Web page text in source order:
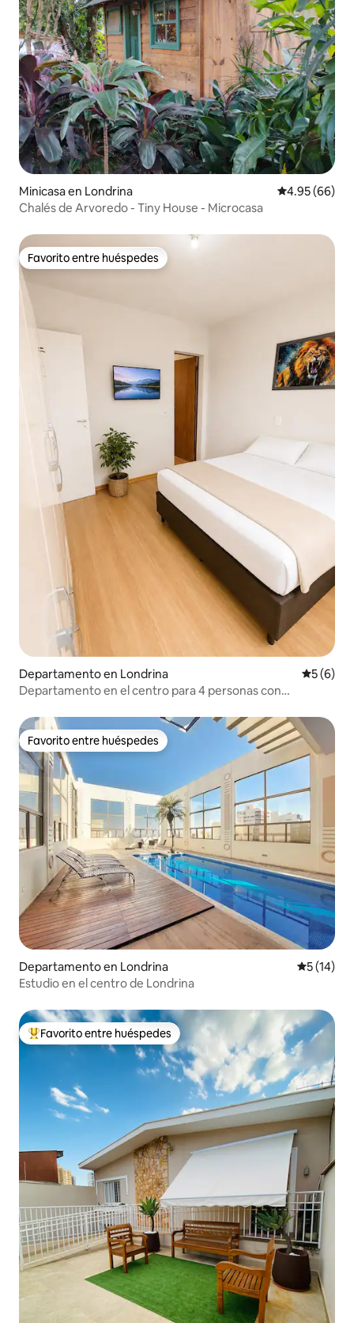
Minicasa en Londrina Calificación
4.95 (66)
Chalés de Arvoredo - Tiny House - Microcasa
Favorito entre huéspedes
Favorito entre huéspedes
Departamento en Londrina
5 (6)
Departamento en el centro para 4 personas con
Favorito entre huéspedes
Favorito entre huéspedes
Departamento en Londrina
5 (14)
Estudio en el centro de Londrina
De los mejores en Favorito entre huéspedes
Favorito entre huéspedes